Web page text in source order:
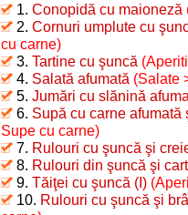
1. Conopidă cu maioneză
2. Cornuri umplute cu
cu carne)
3. Tartine cu şuncă
4. Salată afumată (Salate
5. Jumări cu slănină
6. Supă cu carne afumată
Supe cu carne)
7. Rulouri cu şuncă şi
8. Rulouri din şuncă şi
9. Tăiţei cu şuncă (I)
10. Rulouri cu şuncă şi